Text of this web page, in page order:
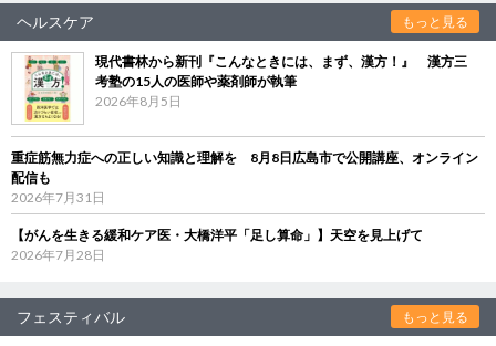
ヘルスケア もっと見る
現代書林から新刊『こんなときには、まず、漢方！』 漢方三
考塾の15人の医師や薬剤師が執筆
2026年8月5日
重症筋無力症への正しい知識と理解を 8月8日広島市で公開講座、オンライン
配信も
2026年7月31日
【がんを生きる緩和ケア医・大橋洋平「足し算命」】天空を見上げて
2026年7月28日
フェスティバル もっと見る